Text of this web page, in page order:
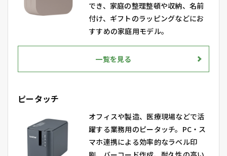
でき、家庭の整理整頓や収納、名前
付け、ギフトのラッピングなどにお
すすめの家庭用モデル。
一覧を見る
ピータッチ
オフィスや製造、医療現場などで活
躍する業務用のピータッチ。PC・ス
マホ連携による効率的なラベル印